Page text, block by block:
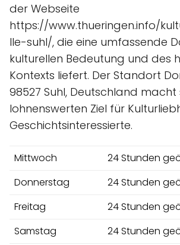
der Webseite
https://www.thueringen.info/
lle-suhl/, die eine umfassende
kulturellen Bedeutung und des
Kontexts liefert. Der Standort
98527 Suhl, Deutschland macht
lohnenswerten Ziel für
Geschichtsinteressierte.
Mittwoch
24 Stunden
Donnerstag
24 Stunden
Freitag
24 Stunden
Samstag
24 Stunden